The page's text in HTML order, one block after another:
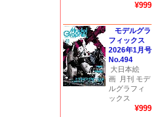
¥999
モデルグラ
フィックス
2026年1月号
No.494
大日本絵
画 月刊 モデ
ルグラフィ
ックス
¥999